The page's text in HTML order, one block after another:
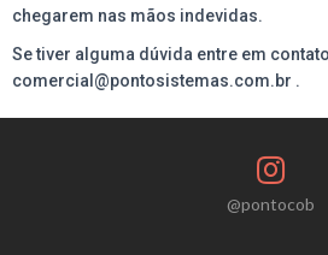
chegarem nas mãos indevidas.
Se tiver alguma dúvida entre em
comercial@pontosistemas.com.br .
@pontocob